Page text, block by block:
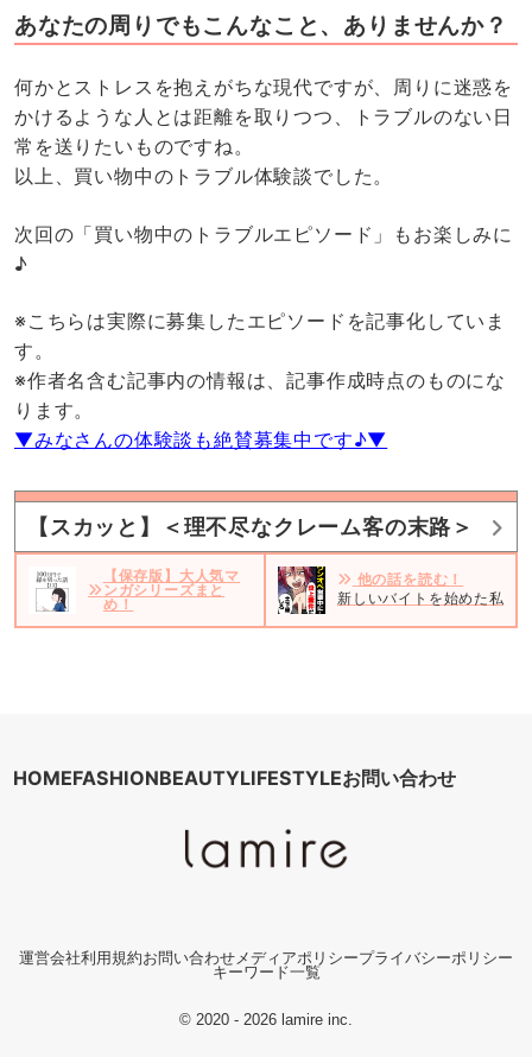
あなたの周りでもこんなこと、ありませんか？
何かとストレスを抱えがちな現代ですが、周りに迷惑を
かけるような人とは距離を取りつつ、トラブルのない日
常を送りたいものですね。
以上、買い物中のトラブル体験談でした。
次回の「買い物中のトラブルエピソード」もお楽しみに
♪
※こちらは実際に募集したエピソードを記事化していま
す。
※作者名含む記事内の情報は、記事作成時点のものにな
ります。
▼みなさんの体験談も絶賛募集中です♪▼
【スカッと】＜理不尽なクレーム客の末路＞
【保存版】大人気マ
ンガシリーズまと
め！
他の話を読む！
新しいバイトを始めた私。
HOMEFASHIONBEAUTYLIFESTYLEお問い合わせ
運営会社利用規約お問い合わせ メディアポリシープライバシーポリシー
キーワード一覧
© 2020 - 2026 lamire inc.